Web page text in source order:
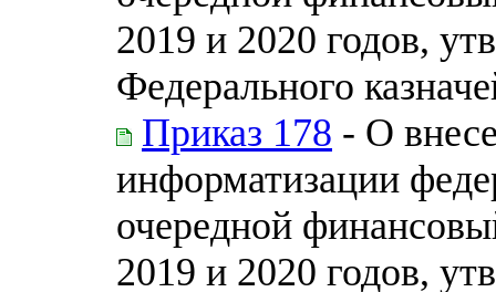
2019 и 2020 годов,
Федерального
Приказ 178 - О
информатизации
очередной
2019 и 2020 годов,